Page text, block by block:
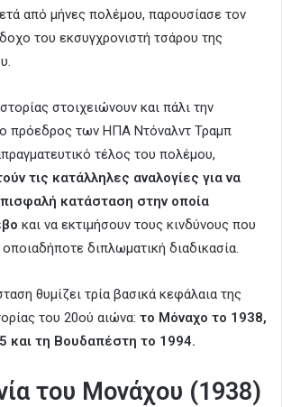
από μήνες πολέμου, παρουσίασε τον
του εκσυγχρονιστή τσάρου της
στοιχειώνουν και πάλι την
πρόεδρος των ΗΠΑ Ντόναλντ Τραμπ
τέλος του πολέμου,
τις κατάλληλες αναλογίες για να
κατάσταση στην οποία
και να εκτιμήσουν τους κινδύνους που
διπλωματική διαδικασία.
θυμίζει τρία βασικά κεφάλαια της
του 20ού αιώνα: το Μόναχο το 1938,
και τη Βουδαπέστη το 1994.
του Μονάχου (1938)